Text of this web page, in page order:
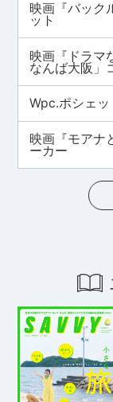
映画『バック
ット
映画『ドラマ
なんば大阪」
Wpc.ポシェ
映画『モアナ
ーカー